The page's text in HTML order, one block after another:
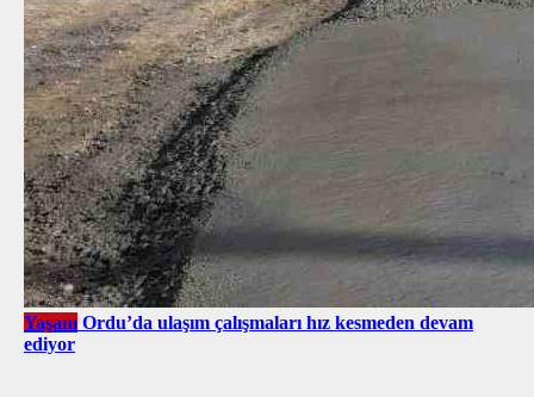
Yaşam Ordu’da ulaşım çalışmaları hız kesmeden devam
ediyor